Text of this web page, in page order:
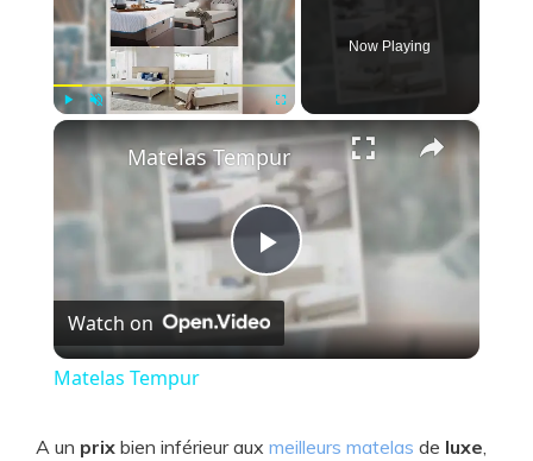
Now Playing
×
P
l
Matelas Tempur
Watch on
Matelas Tempur
A un prix bien inférieur aux meilleurs matelas de luxe,